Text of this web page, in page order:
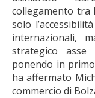
collegamento tra
solo
internazionali,
strategico asse
ponendo in
ha affermato
commercio di